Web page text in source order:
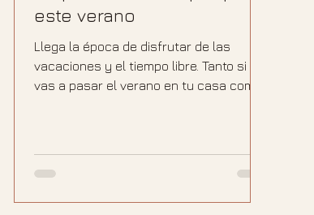
este verano
Llega la época de disfrutar de las
vacaciones y el tiempo libre. Tanto si
vas a pasar el verano en tu casa como